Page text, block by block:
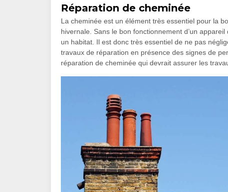
Réparation de cheminée
La cheminée est un élément très essentiel pour la
hivernale. Sans le bon fonctionnement d’un
un habitat. Il est donc très essentiel de ne pas
travaux de réparation en présence des signes de
réparation de cheminée qui devrait assurer les